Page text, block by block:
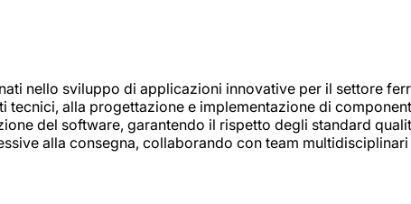
nello sviluppo di applicazioni innovative per il settore
alla progettazione e implementazione di
del software, garantendo il rispetto degli standard
alla consegna, collaborando con team